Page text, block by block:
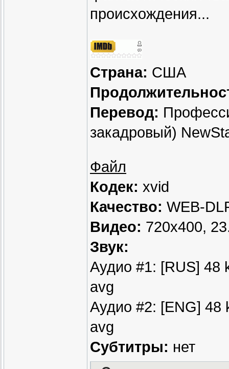
происхождения...
Страна: США
Перевод:
закадровый)
Файл
Кодек: xvid
Качество: WEB-
Видео: 720х400,
Звук:
Аудио #1: [RUS] 48
avg
Аудио #2: [ENG] 48
avg
Субтитры: нет